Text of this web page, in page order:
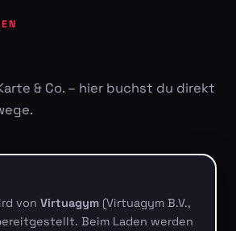
& Co. – hier buchst du direkt
von Virtuagym (Virtuagym B.V.,
Beim Laden werden